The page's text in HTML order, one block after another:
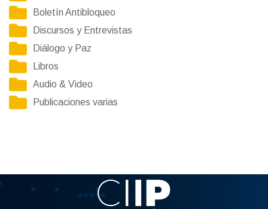
Boletín Antibloqueo
Discursos y Entrevistas
Diálogo y Paz
Libros
Audio & Video
Publicaciones varias